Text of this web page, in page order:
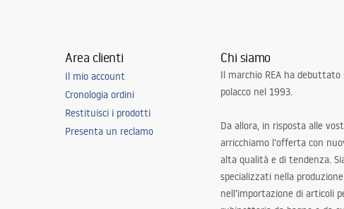
Area clienti
Il mio account
Cronologia ordini
Restituisci i prodotti
Presenta un reclamo
Chi siamo
Il marchio REA ha
polacco nel 1993.
Da allora, in risposta alle
arricchiamo l’offerta con
alta qualità e di tendenza.
specializzati nella
nell’importazione di articoli